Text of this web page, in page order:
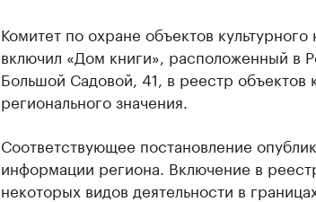
Комитет по охране объектов
включил «Дом книги», расположенный в
Большой Садовой, 41, в реестр объектов
регионального значения.
Соответствующее постановление
информации региона. Включение в
некоторых видов деятельности в